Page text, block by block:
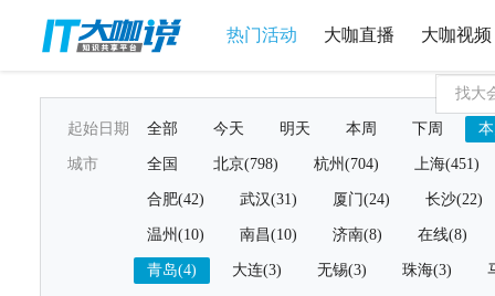
热门活动 大咖直播 大咖视频
起始日期 全部 今天 明天 本周 下周
城市 全国 北京(798) 杭州(704) 上海(451)
合肥(42) 武汉(31) 厦门(24) 长沙(22)
温州(10) 南昌(10) 济南(8) 在线(8)
青岛(4) 大连(3) 无锡(3) 珠海(3)